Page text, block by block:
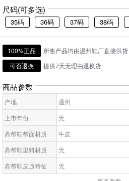
尺码(可多选)
35码 36码 37码 38码
100%正品
所售产品均由温州鞋厂直接供货
可否退换
提供7天无理由退换货
商品参数
产地
温州
上市年份
无
高帮鞋帮面材质
牛皮
高帮鞋里料材质
无
高帮鞋皮质特征
无